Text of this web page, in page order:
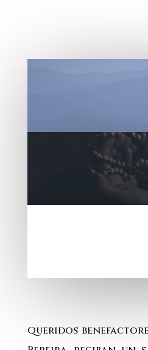
Queridos